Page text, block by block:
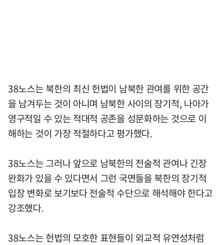
38노스는 북한의 최신 헌법이 남북한 관여를 위한 공간
을 남겨두는 것이 아니며 남북한 사이의 장기적, 나아가
영구적일 수 있는 적대적 공존을 성문화하는 것으로 이
해하는 것이 가장 적절하다고 평가했다.
38노스는 그러나 앞으로 남북한의 전술적 관여나 긴장
완화가 있을 수 있다면서 그런 국면들을 북한의 장기적
입장 변화로 보기보다 전술적 수단으로 해석해야 한다고
강조했다.
38노스는 헌법의 모호한 표현들이 외교적 유연성처럼